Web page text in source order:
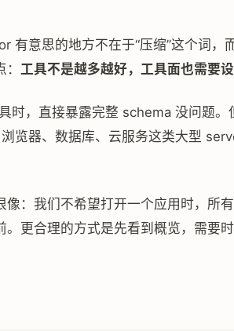
有意思的地方不在于“压缩”这个词，
工具不是越多越好，工具面也需要设
时，直接暴露完整 schema 没问题。
览器、数据库、云服务这类大型
像：我们不希望打开一个应用时，所
更合理的方式是先看到概览，需要时